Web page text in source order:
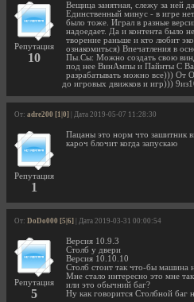
Репутация
10
Вещица занятная, слежу за ней
Единственный минус - в игре
было тоже. Играл в разные
надоедает. Да и контента было
творение раньше и кто любит
ознакомиться) Впечатления в
Пы.Сы: Можно создать свою
под нее ВинАмпы и Пайнты С
разрабатывать можно все))) От
до игровых движков и игр)))
От: adre200 [1|0] | Дата 2019-05-07 11:28:30
Репутация
1
Пацаны это норм что зашитник
кароч блочит когда запускаю
От: DoDo000 [5|6] | Дата 2019-03-31 00:00:54
Репутация
5
Версия 10.9.3
Столб у двери
Версия 10.10.10
Столб стоит так что-бы машина
Мне стало интересно это мне
или это обычний баг?
Ну как говорится Столбной баг